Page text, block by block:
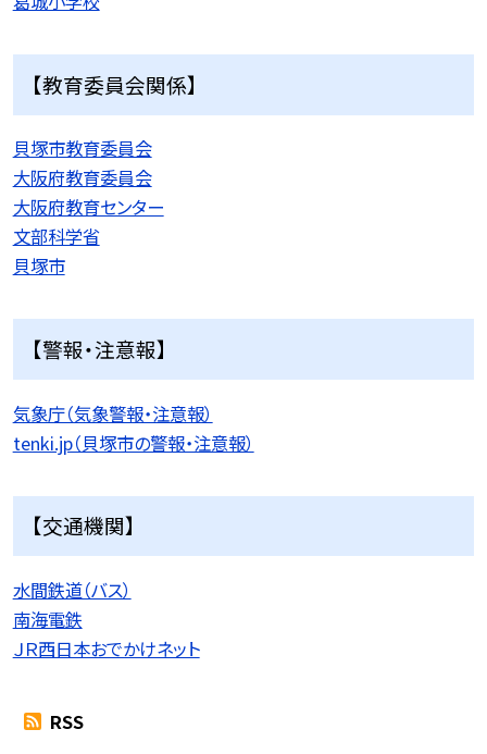
【教育委員会関係】
貝塚市教育委員会
大阪府教育委員会
大阪府教育センター
文部科学省
貝塚市
【警報・注意報】
気象庁（気象警報・注意報）
tenki.jp（貝塚市の警報・注意報）
【交通機関】
水間鉄道（バス）
南海電鉄
ＪＲ西日本おでかけネット
RSS